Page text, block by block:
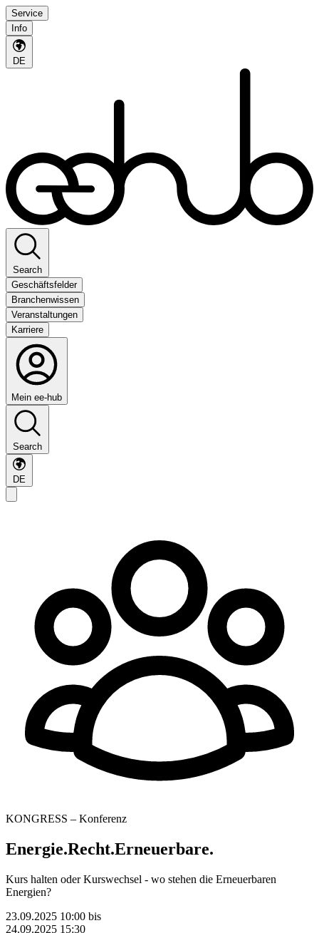
Service
Info
DE
Search
Geschäftsfelder
Branchenwissen
Veranstaltungen
Karriere
Mein ee-hub
Search
DE
KONGRESS – Konferenz
Energie.Recht.Erneuerbare.
Kurs halten oder Kurswechsel - wo stehen die Erneuerbaren
Energien?
23.09.2025 10:00 bis
24.09.2025 15:30